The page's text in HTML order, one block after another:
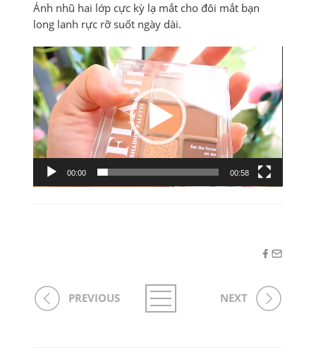
Ánh nhũ hai lớp cực kỳ lạ mắt cho đôi mắt bạn
long lanh rực rỡ suốt ngày dài.
Trình
chơi
Video
00:00 00:58
PREVIOUS NEXT